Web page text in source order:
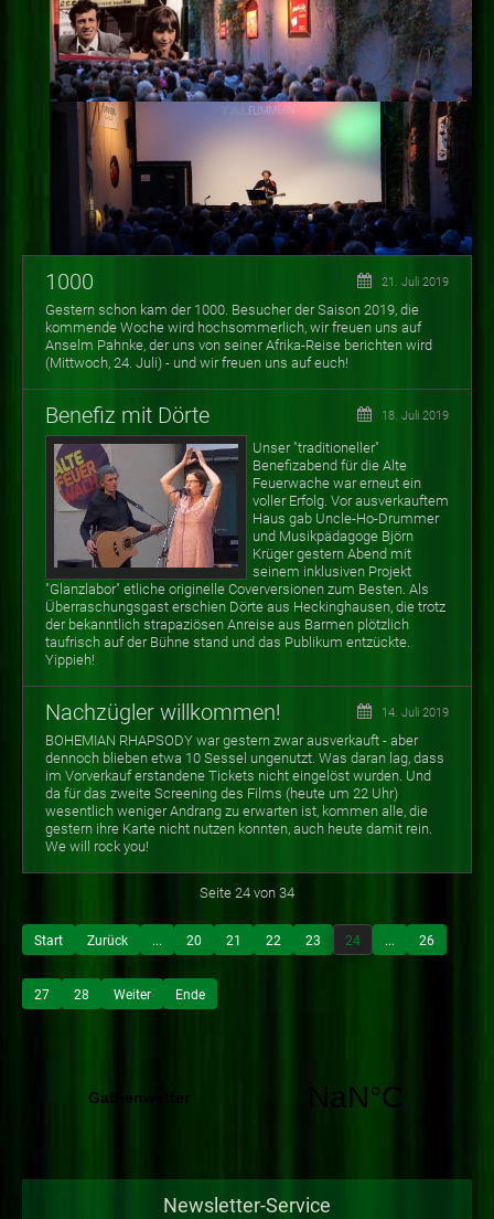
1000 21. Juli 2019
Gestern schon kam der 1000. Besucher der Saison 2019, die
kommende Woche wird hochsommerlich, wir freuen uns auf
Anselm Pahnke, der uns von seiner Afrika-Reise berichten wird
(Mittwoch, 24. Juli) - und wir freuen uns auf euch!
Benefiz mit Dörte 18. Juli 2019
Unser "traditioneller"
Benefizabend für die Alte
Feuerwache war erneut ein
voller Erfolg. Vor ausverkauftem
Haus gab Uncle-Ho-Drummer
und Musikpädagoge Björn
Krüger gestern Abend mit
seinem inklusiven Projekt
"Glanzlabor" etliche originelle Coverversionen zum Besten. Als
Überraschungsgast erschien Dörte aus Heckinghausen, die trotz
der bekanntlich strapaziösen Anreise aus Barmen plötzlich
taufrisch auf der Bühne stand und das Publikum entzückte.
Yippieh!
Nachzügler willkommen! 14. Juli 2019
BOHEMIAN RHAPSODY war gestern zwar ausverkauft - aber
dennoch blieben etwa 10 Sessel ungenutzt. Was daran lag, dass
im Vorverkauf erstandene Tickets nicht eingelöst wurden. Und
da für das zweite Screening des Films (heute um 22 Uhr)
wesentlich weniger Andrang zu erwarten ist, kommen alle, die
gestern ihre Karte nicht nutzen konnten, auch heute damit rein.
We will rock you!
Seite 24 von 34
Start Zurück ... 20 21 22 23 24 ... 26
27 28 Weiter Ende
Newsletter-Service